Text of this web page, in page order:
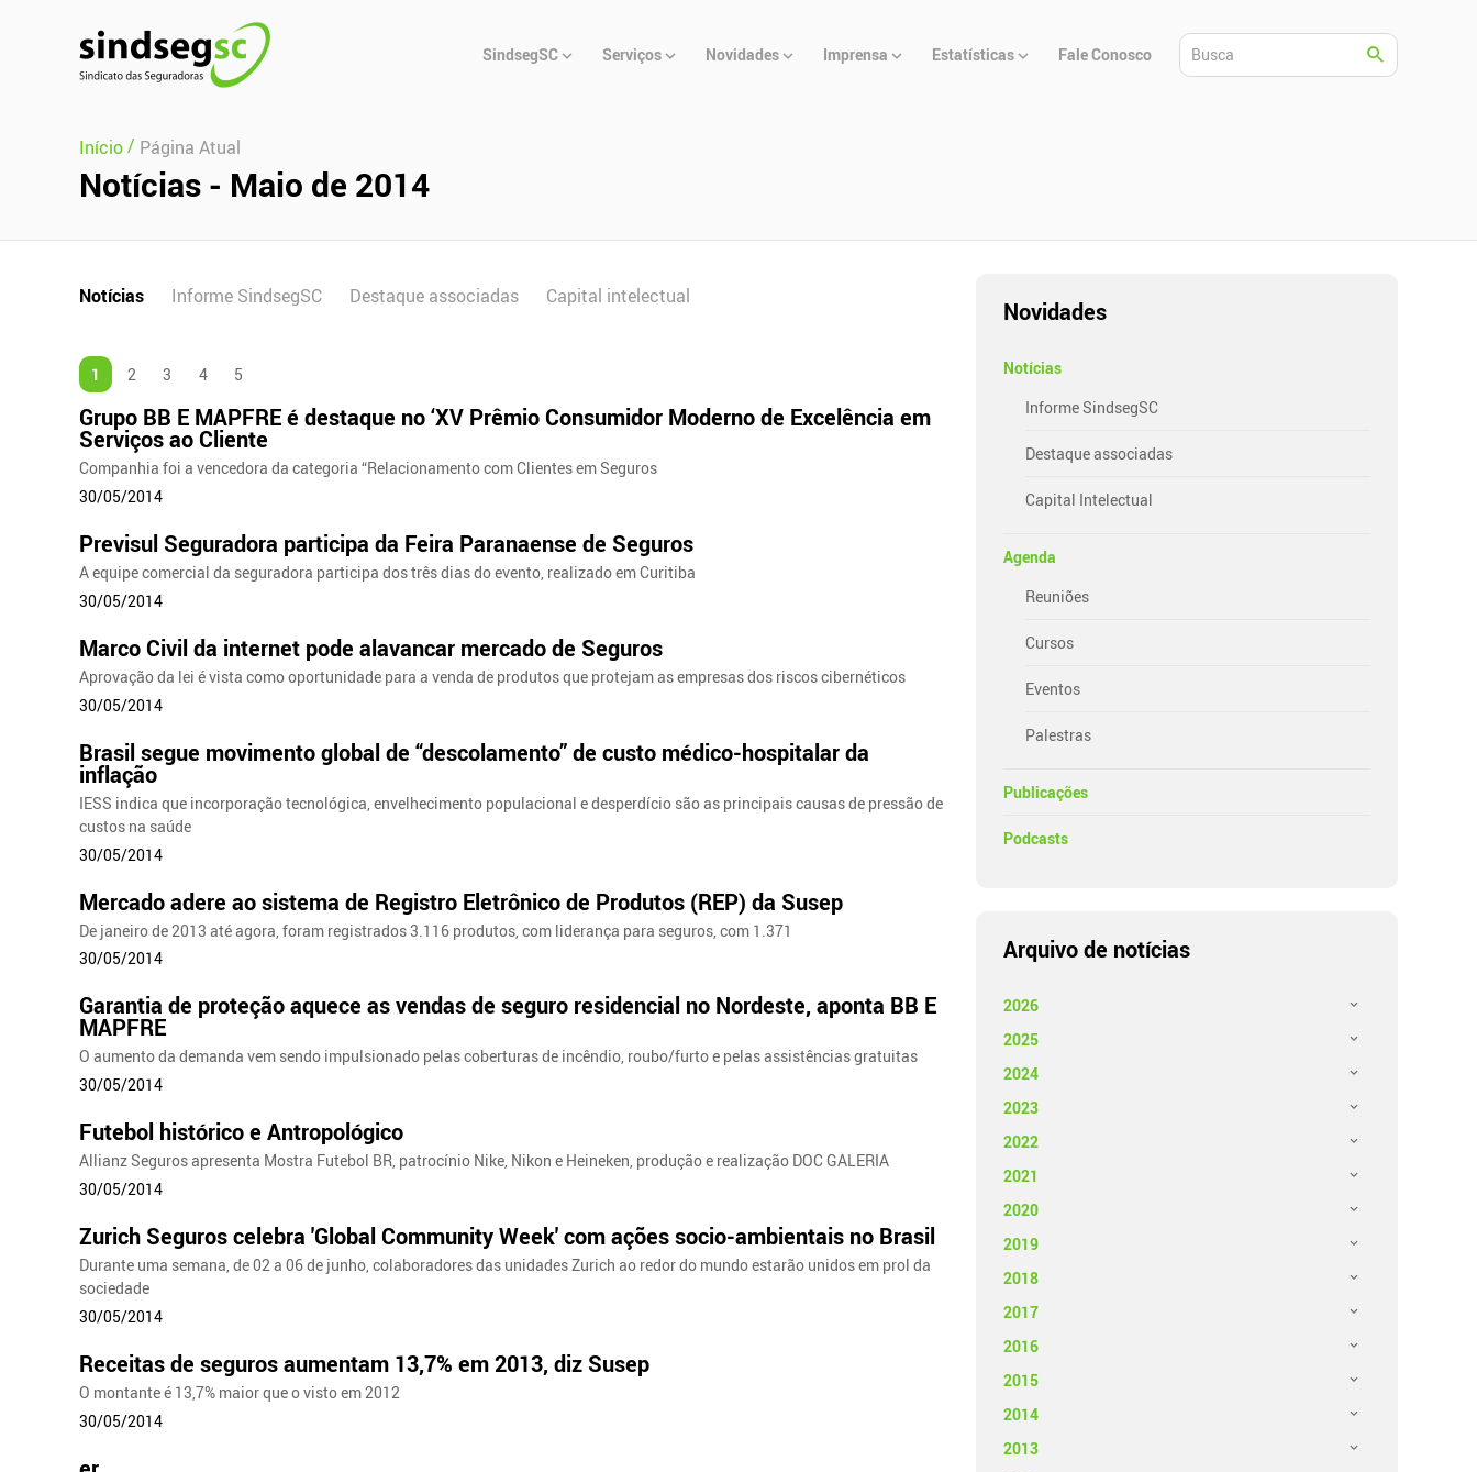
Principal
SindsegSC Serviços Novidades Imprensa Estatísticas Fale Conosco
Início/ Página Atual
Notícias - Maio de 2014
Notícias Informe SindsegSC Destaque associadas Capital intelectual
1 2 3 4 5
Grupo BB E MAPFRE é destaque no ‘XV Prêmio Consumidor Moderno de Excelência em
Serviços ao Cliente
Companhia foi a vencedora da categoria “Relacionamento com Clientes em Seguros
30/05/2014
Previsul Seguradora participa da Feira Paranaense de Seguros
A equipe comercial da seguradora participa dos três dias do evento, realizado em Curitiba
30/05/2014
Marco Civil da internet pode alavancar mercado de Seguros
Aprovação da lei é vista como oportunidade para a venda de produtos que protejam as empresas dos riscos cibernéticos
30/05/2014
Brasil segue movimento global de “descolamento” de custo médico-hospitalar da
inflação
IESS indica que incorporação tecnológica, envelhecimento populacional e desperdício são as principais causas de pressão de
custos na saúde
30/05/2014
Mercado adere ao sistema de Registro Eletrônico de Produtos (REP) da Susep
De janeiro de 2013 até agora, foram registrados 3.116 produtos, com liderança para seguros, com 1.371
30/05/2014
Garantia de proteção aquece as vendas de seguro residencial no Nordeste, aponta BB E
MAPFRE
O aumento da demanda vem sendo impulsionado pelas coberturas de incêndio, roubo/furto e pelas assistências gratuitas
30/05/2014
Futebol histórico e Antropológico
Allianz Seguros apresenta Mostra Futebol BR, patrocínio Nike, Nikon e Heineken, produção e realização DOC GALERIA
30/05/2014
Zurich Seguros celebra 'Global Community Week' com ações socio-ambientais no Brasil
Durante uma semana, de 02 a 06 de junho, colaboradores das unidades Zurich ao redor do mundo estarão unidos em prol da
sociedade
30/05/2014
Receitas de seguros aumentam 13,7% em 2013, diz Susep
O montante é 13,7% maior que o visto em 2012
30/05/2014
Novidades
Notícias
Informe SindsegSC
Destaque associadas
Capital Intelectual
Agenda
Reuniões
Cursos
Eventos
Palestras
Publicações
Podcasts
Arquivo de notícias
2026
2025
2024
2023
2022
2021
2020
2019
2018
2017
2016
2015
2014
2013